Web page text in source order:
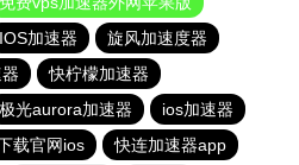
IOS加速器
旋风加速度器
快柠檬加速器
极光aurora加速器
ios加速器
载官网ios
快连加速器app